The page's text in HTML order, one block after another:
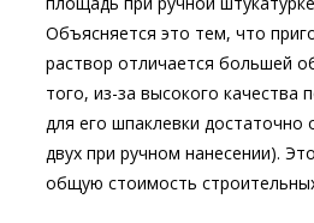
Объясняется это тем, что
раствор отличается большей
того, из-за высокого качества
для его шпаклевки достаточно
двух при ручном нанесении).
общую стоимость